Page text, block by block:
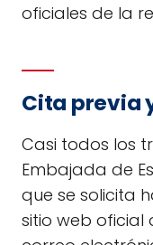
oficiales de la
Cita previa
Casi todos los
Embajada de
que se solicita
sitio web oficial